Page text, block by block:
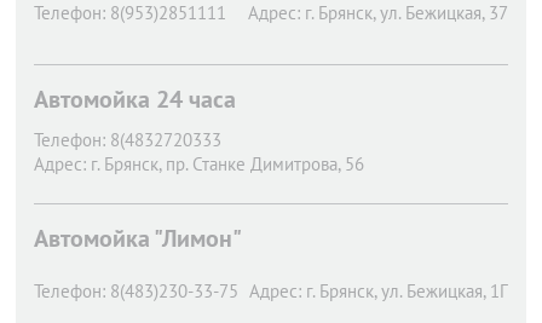
Телефон: 8(953)2851111 Адрес: г. Брянск, ул. Бежицкая, 37
Автомойка 24 часа
Телефон: 8(4832720333
Адрес: г. Брянск, пр. Станке Димитрова, 56
Автомойка "Лимон"
Телефон: 8(483)230-33-75 Адрес: г. Брянск, ул. Бежицкая, 1Г